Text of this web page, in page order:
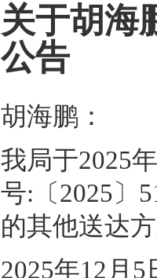
关于胡海
公告
胡海鹏：
我局于2025
号:〔2025〕
的其他送达
2025年12月